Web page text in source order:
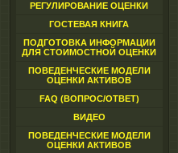
РЕГУЛИРОВАНИЕ ОЦЕНКИ
ГОСТЕВАЯ КНИГА
ПОДГОТОВКА ИНФОРМАЦИИ
ДЛЯ СТОИМОСТНОЙ ОЦЕНКИ
ПОВЕДЕНЧЕСКИЕ МОДЕЛИ
ОЦЕНКИ АКТИВОВ
FAQ (ВОПРОС/ОТВЕТ)
ВИДЕО
ПОВЕДЕНЧЕСКИЕ МОДЕЛИ
ОЦЕНКИ АКТИВОВ